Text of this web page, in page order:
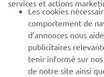
PLUS YAMAHA
SUPPORT
services et actions
Les cookies
comportement de
d’annonces nous
publicitaires
tenir informé sur
de notre site ainsi